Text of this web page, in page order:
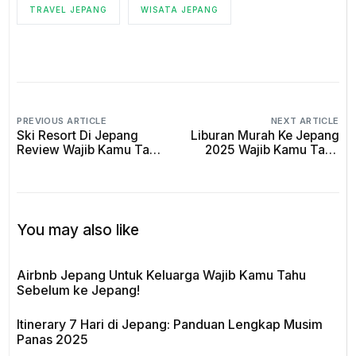
TRAVEL JEPANG WISATA JEPANG
PREVIOUS ARTICLE
Ski Resort Di Jepang
Review Wajib Kamu Tahu
NEXT ARTICLE
Liburan Murah Ke Jepang
2025 Wajib Kamu Tahu
You may also like
Airbnb Jepang Untuk Keluarga Wajib Kamu Tahu
Sebelum ke Jepang!
Itinerary 7 Hari di Jepang: Panduan Lengkap Musim
Panas 2025